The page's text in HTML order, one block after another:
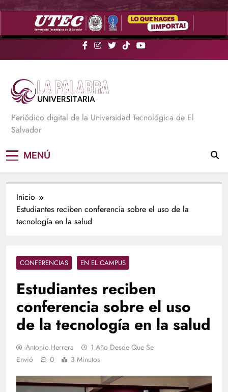
Saltar
La Palabra Universitaria
Periódico digital de la Universidad Tecnológica de El
Salvador
MENÚ
Inicio
Estudiantes reciben conferencia sobre el uso de la
tecnología en la salud
CONFERENCIAS EN EL CAMPUS
Estudiantes reciben
conferencia sobre el uso
de la tecnología en la salud
Antonio.herrera
1 Año Desde Que Se
Envió
0 3 Minutos